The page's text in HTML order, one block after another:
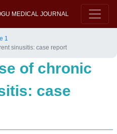
MEDICAL JOURNAL
1
sinusitis: case report
of chronic
case